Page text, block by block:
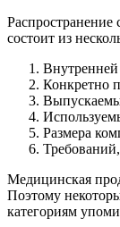
Распространение
состоит из
Внутренней
Конкретно
Размера
Медицинская
Поэтому
категориям